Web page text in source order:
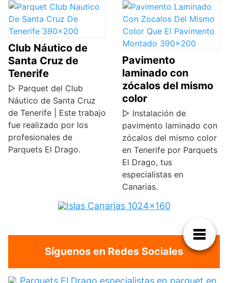
Club Náutico de
Santa Cruz de
Tenerife
▷ Parquet del Club
Náutico de Santa Cruz
de Tenerife | Este trabajo
fue realizado por los
profesionales de
Parquets El Drago.
Pavimento
laminado con
zócalos del mismo
color
▷ Instalación de
pavimento laminado con
zócalos del mismo color
en Tenerife por Parquets
El Drago, tus
especialistas en
Canarias.
Síguenos en Redes Sociales